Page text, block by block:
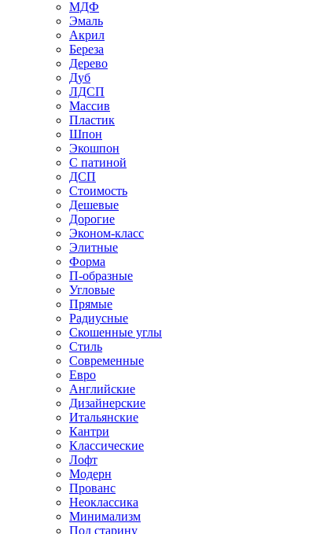
МДФ
Эмаль
Акрил
Береза
Дерево
Дуб
ЛДСП
Массив
Пластик
Шпон
Экошпон
С патиной
ДСП
Стоимость
Дешевые
Дорогие
Эконом-класс
Элитные
Форма
П-образные
Угловые
Прямые
Радиусные
Скошенные углы
Стиль
Современные
Евро
Английские
Дизайнерские
Итальянские
Кантри
Классические
Лофт
Модерн
Прованс
Неоклассика
Минимализм
Под старину